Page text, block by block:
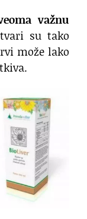
važnu
su tako
može lako